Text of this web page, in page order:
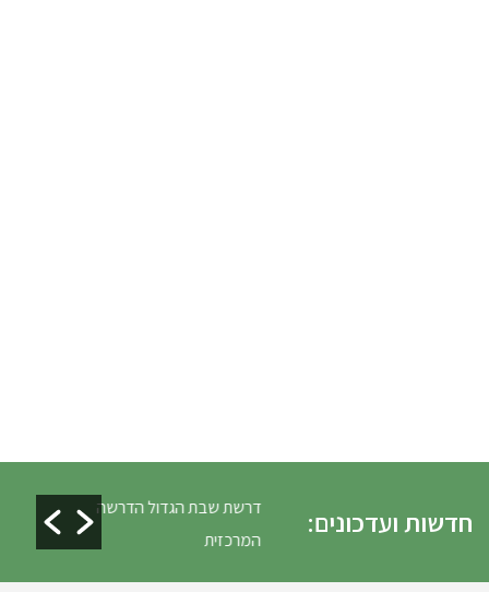
חדשות ועדכונים:
דרשת שבת הגדול הדרשה
המרכזית